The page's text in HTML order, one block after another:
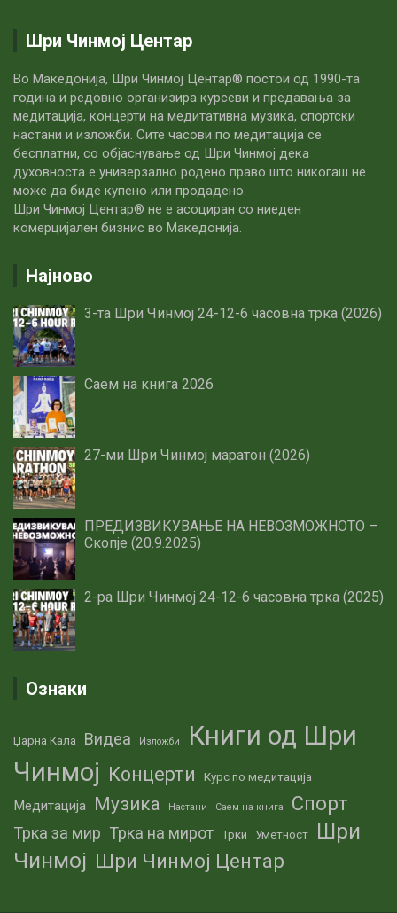
Шри Чинмој Центар
Во Македонија, Шри Чинмој Центар® постои од 1990-та
година и редовно организира курсеви и предавања за
медитација, концерти на медитативна музика, спортски
настани и изложби. Сите часови по медитацијa се
бесплатни, со објаснување од Шри Чинмој дека
духовноста е универзално родено право што никогаш не
може да биде купено или продадено.
Шри Чинмој Центар® не е асоциран со ниеден
комерцијален бизнис во Македонија.
Најново
3-та Шри Чинмој 24-12-6 часовна трка (2026)
Саем на книга 2026
27-ми Шри Чинмој маратон (2026)
ПРЕДИЗВИКУВАЊЕ НА НЕВОЗМОЖНОТО –
Скопје (20.9.2025)
2-ра Шри Чинмој 24-12-6 часовна трка (2025)
Ознаки
Џарна Кала Видеа Изложби
Книги од Шри
Чинмој Концерти Курс по медитација
Медитација Музика Настани Саем на книга Спорт
Трка за мир Трка на мирот Трки Уметност
Шри
Чинмој Шри Чинмој Центар